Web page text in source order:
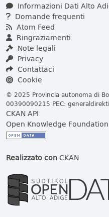
Informazioni Dati Alto
Domande frequenti
Atom Feed
Ringraziamenti
Note legali
Privacy
Contattaci
Cookie
© 2025 Provincia autonoma di
00390090215 PEC:
CKAN API
Open Knowledge Foundation
Realizzato conCKAN